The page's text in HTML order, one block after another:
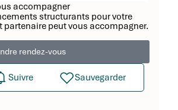
accompagner
structurants pour votre
peut vous accompagner.
rendez-vous
Suivre Sauvegarder